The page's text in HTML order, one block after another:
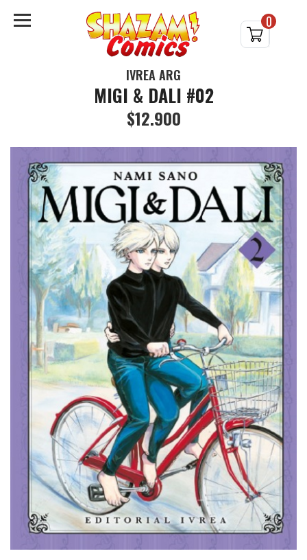
0
IVREA ARG
MIGI & DALI #02
$12.900